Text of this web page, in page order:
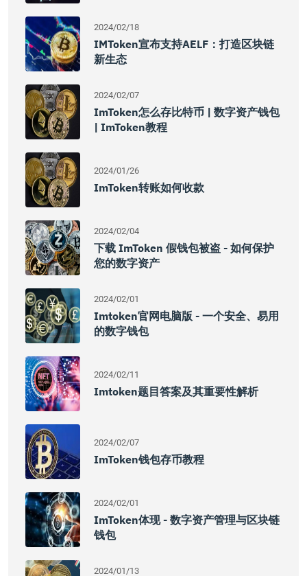
2024/02/18
IMToken宣布支持AELF：打造区块链
新生态
2024/02/07
ImToken怎么存比特币 | 数字资产钱包
| ImToken教程
2024/01/26
ImToken转账如何收款
2024/02/04
下载 ImToken 假钱包被盗 - 如何保护
您的数字资产
2024/02/01
Imtoken官网电脑版 - 一个安全、易用
的数字钱包
2024/02/11
Imtoken题目答案及其重要性解析
2024/02/07
ImToken钱包存币教程
2024/02/01
ImToken体现 - 数字资产管理与区块链
钱包
2024/01/13